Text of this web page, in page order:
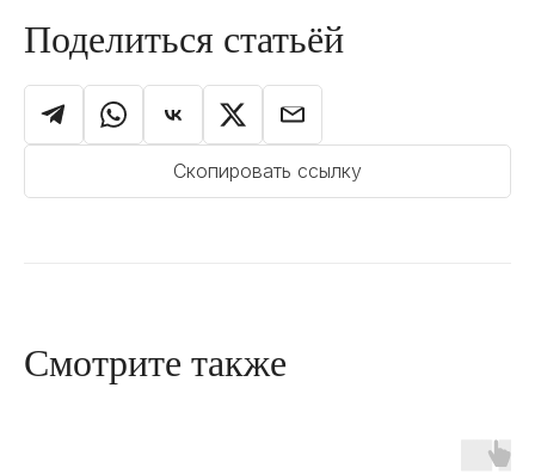
Поделиться статьёй
Скопировать ссылку
Смотрите также